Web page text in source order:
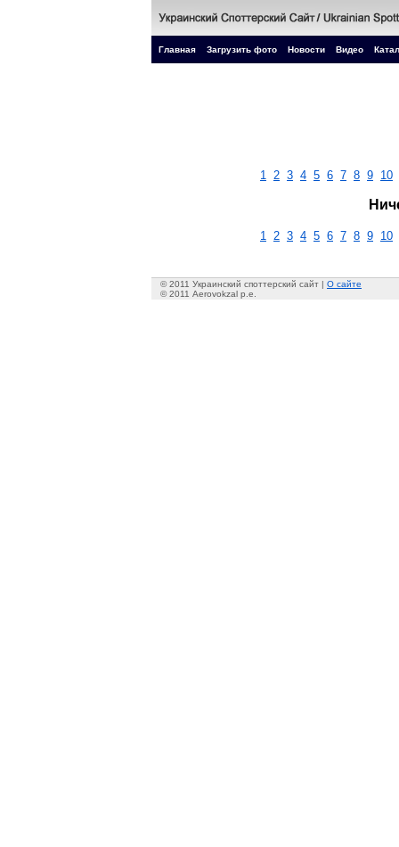
Главная Загрузить фото Новости Видео
1 2 3 4 5 6 7 8 9 10
1 2 3 4 5 6 7 8 9 10
© 2011 Украинский споттерский сайт | О сайте
© 2011 Aerovokzal p.e.